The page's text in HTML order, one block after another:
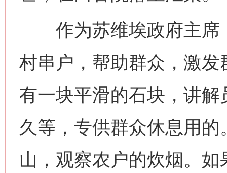
作为苏维埃政府主席
村串户，帮助群众，激
有一块平滑的石块，讲
久等，专供群众休息用
山，观察农户的炊烟。